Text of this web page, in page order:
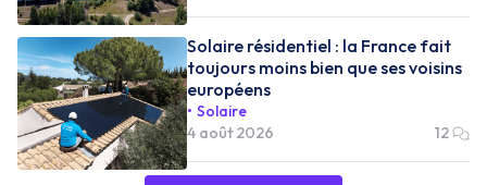
Solaire résidentiel : la France fait
toujours moins bien que ses voisins
européens
Solaire
4 août 2026
12